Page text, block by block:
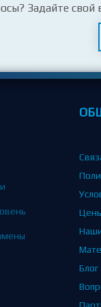
Задайте
Блог